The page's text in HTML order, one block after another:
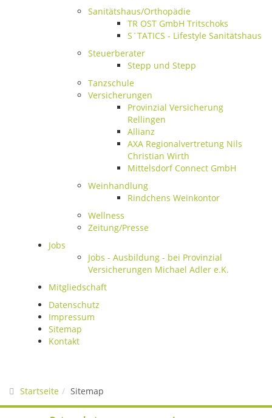
Sanitätshaus/Orthopädie
TR OST GmbH Tritschoks
S´TATICS - Lifestyle Sanitätshaus
Steuerberater
Stepp und Stepp
Tanzschule
Versicherungen
Provinzial Versicherung
Rellingen
Allianz
AXA Regionalvertretung Nils
Christian Wirth
Mittelsdorf Connect GmbH
Weinhandlung
Rindchens Weinkontor
Wellness
Zeitung/Presse
Jobs
Jobs - Ausbildung - bei Provinzial
Versicherungen Michael Adler e.K.
Mitgliedschaft
Datenschutz
Impressum
Sitemap
Kontakt
Startseite Sitemap